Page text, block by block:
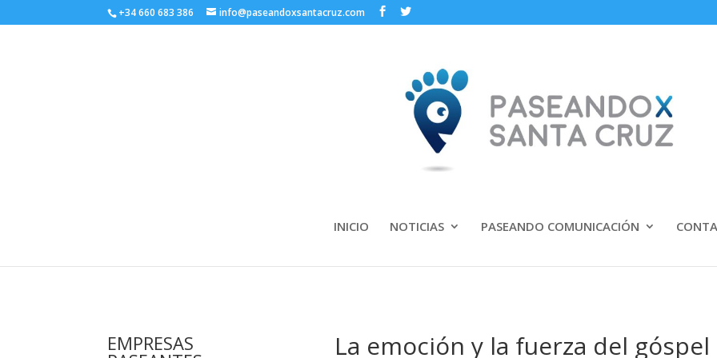
+34 660 683 386 info@paseandoxsantacruz.com
INICIO NOTICIAS PASEANDO COMUNICACIÓN
EMPRESAS La emoción y la fuerza del góspel